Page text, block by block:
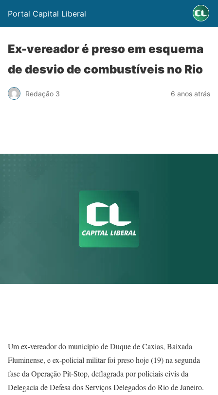
Portal Capital Liberal
Ex-vereador é preso em esquema
de desvio de combustíveis no Rio
Redação 3 6 anos atrás
Um ex-vereador do município de Duque de Caxias, Baixada
Fluminense, e ex-policial militar foi preso hoje (19) na segunda
fase da Operação Pit-Stop, deflagrada por policiais civis da
Delegacia de Defesa dos Serviços Delegados do Rio de Janeiro.